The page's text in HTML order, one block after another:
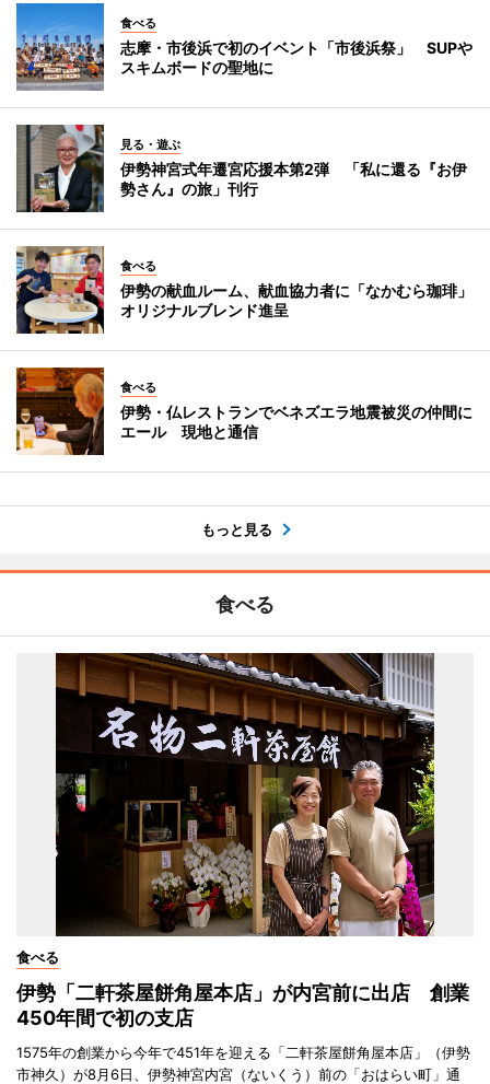
食べる
志摩・市後浜で初のイベント「市後浜祭」 SUPや
スキムボードの聖地に
見る・遊ぶ
伊勢神宮式年遷宮応援本第2弾 「私に還る『お伊
勢さん』の旅」刊行
食べる
伊勢の献血ルーム、献血協力者に「なかむら珈琲」
オリジナルブレンド進呈
食べる
伊勢・仏レストランでベネズエラ地震被災の仲間に
エール 現地と通信
もっと見る
食べる
食べる
伊勢「二軒茶屋餅角屋本店」が内宮前に出店 創業
450年間で初の支店
1575年の創業から今年で451年を迎える「二軒茶屋餅角屋本店」（伊勢
市神久）が8月6日、伊勢神宮内宮（ないくう）前の「おはらい町」通